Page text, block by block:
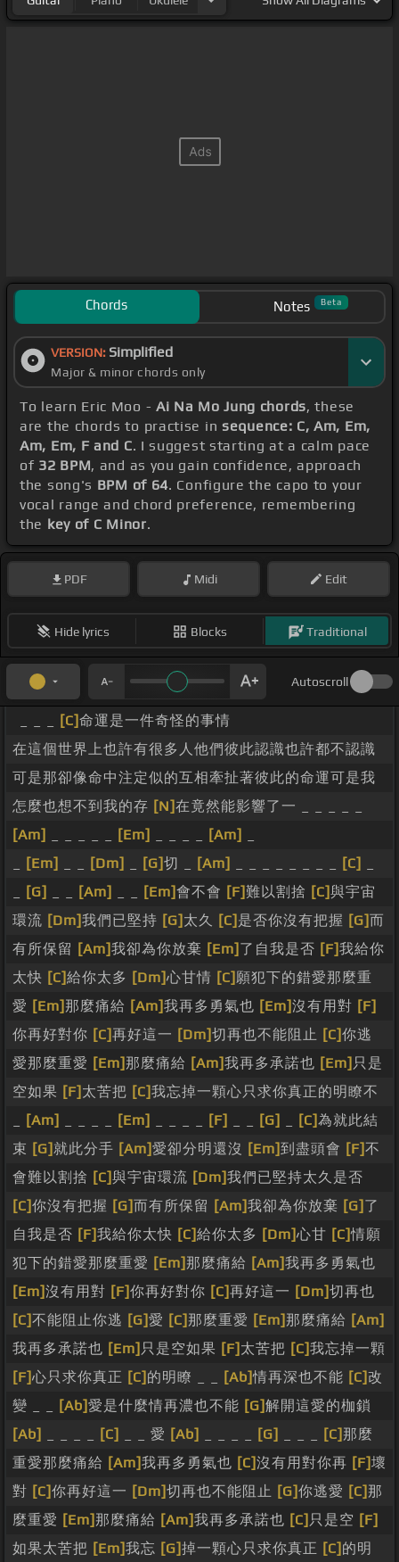
我給你太快
我忘掉一顆[F]
愛
那麼痛給 我再多承諾也 只是空[F]
太苦把[Em]我忘[G]掉一顆心只求你真正
愛[C]那麼[Em]痛[Am]
[F]你再壞對[C]你再好這一[Dm]切再也不能阻[G]止你
逃愛[C] 那麼重愛那麼[Em] [Am]痛給我再多承諾也
[Em] 只是空[F]如果太苦把[C]我忘掉一[F] 顆心只求你
真正[C]的明瞭[F]如果太苦把[C]我忘掉一[G]顆心只求
你真正的 明瞭 [G] [Am]
[Em]
[D] [F] [Am]
[G] [A] [D]
Chords Notes Beta
VERSION: Simplified
Major & minor chords only
To learn Eric Moo - Ai Na Mo Jung chords, these
are the chords to practise in sequence: C, Am, Em,
Am, Em, F and C. I suggest starting at a calm pace
of 32 BPM, and as you gain confidence, approach
the song's BPM of 64. Configure the capo to your
vocal range and chord preference, remembering
the key of C Minor.
PDF Midi Edit
Hide lyrics Blocks Traditional
Autoscroll
[C]命運是一件奇怪的事情
在這個世界上也許有很多人他們彼此認識也許都不認識
可是那卻像命中注定似的互相牽扯著彼此的命運可是我
怎麼也想不到我的存 [N]在竟然能影響了一 _ _ _ _ _
[Am]
[Em] [Am]
[Em] [Dm] [G]切 _ [Am] [C]
[G] [Am] [Em]會不會 [F]難以割捨 [C]與宇宙
環流 [Dm]我們已堅持 [G] 太久 [C] 是否你沒有把握 [G]而
有所保留 [Am]我卻為你放棄 [Em] 了自我是否 [F]我給你
太快 [C]給你太多 [Dm]心甘情 [C] 願犯下的錯愛那麼重
愛 [Em] 那麼痛給 [Am]我再多勇氣也 [Em]沒有用對 [F]
你再好對你 [C]再好這一 [Dm]切再也不能阻止 [C]你逃
愛那麼重愛 [Em] 那麼痛給 [Am]我再多承諾也 [Em] 只是
空如果 [F] 太苦把 [C]我忘掉一顆心只求你真正的明瞭不
[Am] [Em] [F] [G] [C]為就此結
束 [G]就此分手 [Am]愛卻分明還沒 [Em]到盡頭會 [F]不
會難以割捨 [C]與宇宙環流 [Dm]我們已堅持太久是否
[C]你沒有把握 [G]而有所保留 [Am]我卻為你放棄 [G] 了
自我是否 [F]我給你太快 [C]給你太多 [Dm]心甘 [C]情願
犯下的錯愛那麼重愛 [Em] 那麼痛給 [Am]我再多勇氣也
[Em]沒有用對 [F]你再好對你 [C]再好這一 [Dm]切再也
[C]不能阻止你逃 [G]愛 [C] 那麼重愛 [Em] 那麼痛給 [Am]
我再多承諾也 [Em] 只是空如果 [F] 太苦把 [C]我忘掉一顆
[F]心只求你真正 [C] 的明瞭 _ _ [Ab]情再深也不能 [C]改
變 _ _
[Ab]愛是什麼情再濃也不能 [G]解開這愛的枷鎖
[Ab]
[C] _ _ 愛 [Ab] [G] [C] 那麼
重愛那麼痛給 [Am]我再多勇氣也 [C]沒有用對你再 [F]壞
對 [C]你再好這一 [Dm]切再也不能阻止 [G]你逃愛 [C] 那
麼重愛 [Em] 那麼痛給 [Am]我再多承諾也 [C] 只是空 [F]
如果太苦把 [Em]我忘 [G]掉一顆心只求你真正 [C] 的明